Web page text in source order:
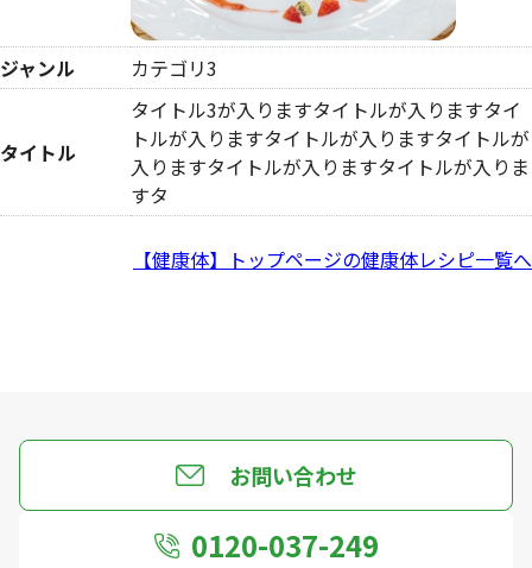
ジャンル カテゴリ3
タイトル
タイトル3が入りますタイトルが入りますタイ
トルが入りますタイトルが入りますタイトルが
入りますタイトルが入りますタイトルが入りま
すタ
【健康体】トップページの健康体レシピ一覧へ
お問い合わせ
0120-037-249